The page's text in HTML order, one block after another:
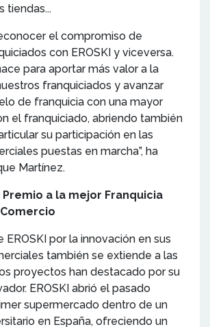
tiendas...
el compromiso de
con EROSKI y viceversa.
para aportar más valor a la
franquiciados y avanzar
de franquicia con una mayor
el franquiciado, abriendo también
su participación en las
puestas en marcha”, ha
Martínez.
Premio a la mejor Franquicia
EROSKI por la innovación en sus
también se extiende a las
proyectos han destacado por su
EROSKI abrió el pasado
supermercado dentro de un
en España, ofreciendo un